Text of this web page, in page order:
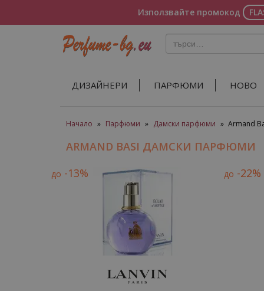
Използвайте промокод
ДИЗАЙНЕРИ ПАРФЮМИ НОВО
Начало » Парфюми » Дамски парфюми » Armand
ARMAND BASI ДАМСКИ ПАРФЮМИ
до -13% до -22%